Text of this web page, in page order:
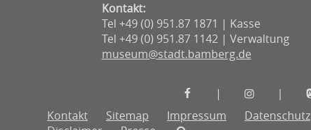
Kontakt:
Tel +49 (0) 951.87 1871 | Kasse
Tel +49 (0) 951.87 1142 | Verwaltung
museum@stadt.bamberg.de
Museen
Stadt
|
Museen
Stadt
|
Kontakt Sitemap Impressum Datenschutz